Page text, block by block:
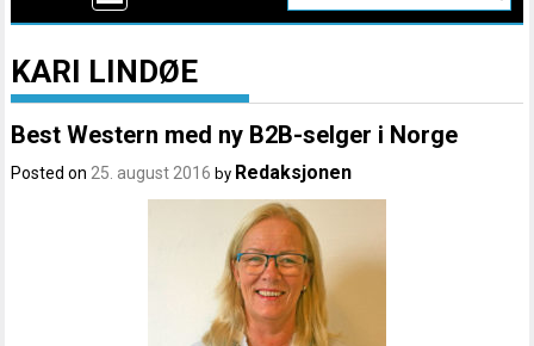
KARI LINDØE
Best Western med ny B2B-selger i Norge
Posted on25. august 2016 by Redaksjonen